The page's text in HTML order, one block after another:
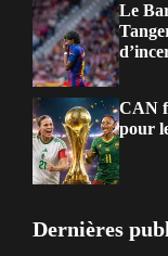
Le
CAN
pour
Dernières